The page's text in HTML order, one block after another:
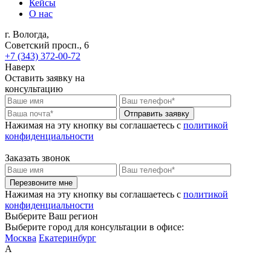
Кейсы
О нас
г. Вологда,
Советский просп., 6
+7 (343) 372-00-72
Наверх
Оставить заявку на
консультацию
Отправить заявку
Нажимая на эту кнопку вы соглашаетесь c политикой
конфиденциальности
Заказать звонок
Перезвоните мне
Нажимая на эту кнопку вы соглашаетесь c политикой
конфиденциальности
Выберите Ваш регион
Выберите город для консультации в офисе:
Москва Екатеринбург
А